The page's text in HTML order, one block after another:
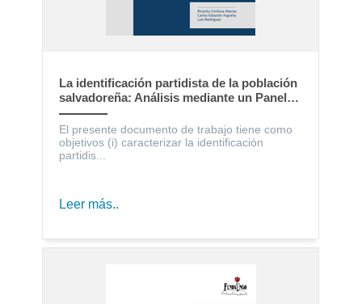
La identificación partidista de la población
salvadoreña: Análisis mediante un Panel
Electoral
El presente documento de trabajo tiene como
objetivos (i) caracterizar la identificación
partidis...
Leer más..